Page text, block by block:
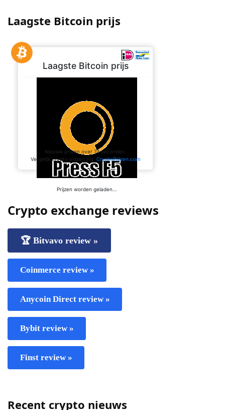
Laagste Bitcoin prijs
Crypto exchange reviews
🏆 Bitvavo review »
Coinmerce review »
Anycoin Direct review »
Bybit review »
Finst review »
Recent crypto nieuws